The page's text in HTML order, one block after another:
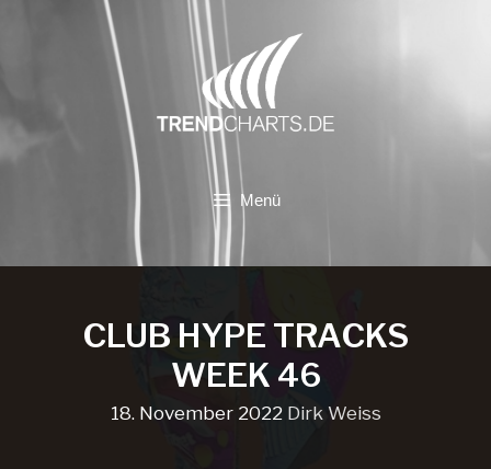
Menü
CLUB HYPE TRACKS
WEEK 46
18. November 2022 Dirk Weiss